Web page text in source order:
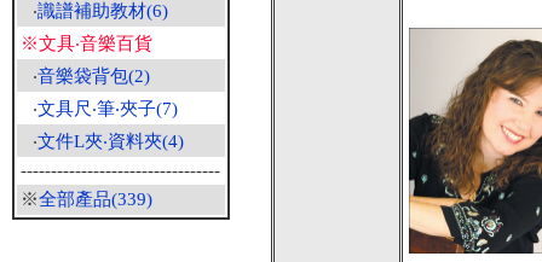
‧識譜補助教材(6)
※文具‧音樂百貨
‧音樂袋背包(2)
‧文具尺‧筆‧夾子(7)
‧文件L夾‧資料夾(4)
---------------------------------
※全部產品(339)